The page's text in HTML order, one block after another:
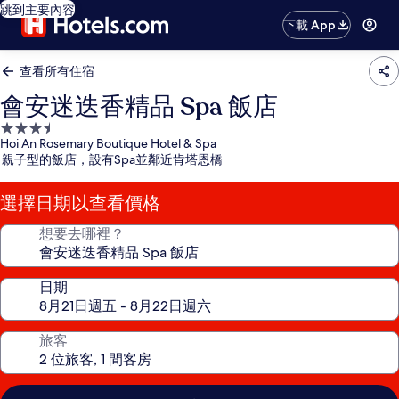
跳到主要內容
下載 App
查看所有住宿
會安迷迭香精品 Spa 飯店
3.5
星
級
住
宿
Hoi An Rosemary Boutique Hotel & Spa
親子型的飯店，設有Spa並鄰近肯塔恩橋
選擇日期以查看價格
想要去哪裡？
日期
旅客